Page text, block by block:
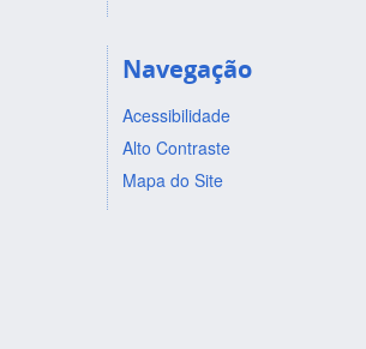
Navegação
Acessibilidade
Alto Contraste
Mapa do Site